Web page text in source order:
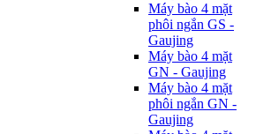
Máy bào 4 mặt
phôi ngắn GS -
Gaujing
Máy bào 4 mặt
GN - Gaujing
Máy bào 4 mặt
phôi ngắn GN -
Gaujing